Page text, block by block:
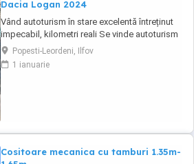
Dacia Logan 2024
Vând autoturism în stare excelentă întreținut
impecabil, kilometri reali Se vinde autoturism
personal, foarte bine întreținut, folosit în
principal pentru deplasări în afara
Bucureștiului. Mașina a fost ținută permanent
Popesti-Leordeni, Ilfov
1 ianuarie
Cositoare mecanica cu tamburi 1.35m-